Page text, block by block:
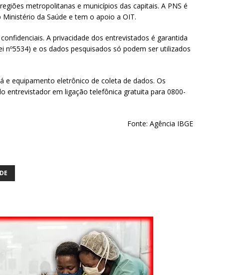
metropolitanas e municípios das capitais. A PNS é
da Saúde e tem o apoio a OIT.
A privacidade dos entrevistados é garantida
e os dados pesquisados só podem ser utilizados
e equipamento eletrônico de coleta de dados. Os
entrevistador em ligação telefônica gratuita para 0800-
Fonte: Agência IBGE